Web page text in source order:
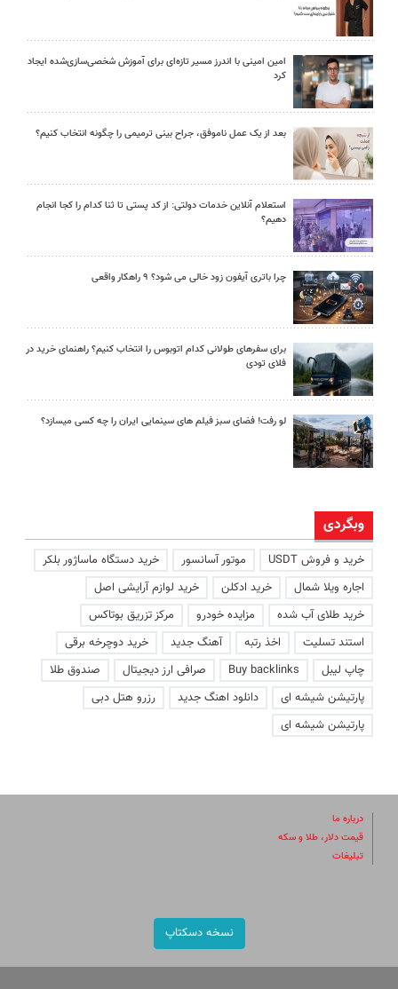
امین امینی با اندرز مسیر تازه‌ای برای آموزش شخصی‌سازی‌شده ایجاد
کرد
بعد از یک عمل ناموفق، جراح بینی ترمیمی را چگونه انتخاب کنیم؟
استعلام آنلاین خدمات دولتی: از کد پستی تا ثنا کدام را کجا انجام
دهیم؟
چرا باتری آیفون زود خالی می شود؟ ۹ راهکار واقعی
برای سفرهای طولانی کدام اتوبوس را انتخاب کنیم؟ راهنمای خرید در
فلای تودی
لو رفت! فضای سبز فیلم های سینمایی ایران را چه کسی میسازد؟
وبگردی
خرید و فروش USDT موتور آسانسور
خرید دستگاه ماساژور بلکر
اجاره ویلا شمال
خرید ادکلن
خرید لوازم آرایشی اصل
خرید طلای آب شده
مزایده خودرو
مرکز تزریق بوتاکس
استند تسلیت
اخذ رتبه آهنگ جدید
خرید دوچرخه برقی
چاپ لیبل
Buy backlinks صرافی ارز دیجیتال
صندوق طلا
پارتیشن شیشه ای
دانلود اهنگ جدید
رزرو هتل دبی
پارتیشن شیشه ای
درباره ما
قیمت دلار، طلا و سکه
تبلیغات
نسخه دسکتاپ